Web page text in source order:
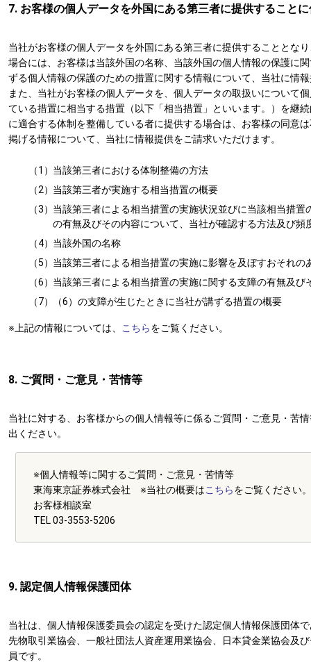
7. お客様の個人データを外国にある第三者に提供すること
当社がお客様の個人データを外国にある第三者に提供することとな
場合には、お客様は当該外国の名称、当該外国の個人情報の保護に
ずる個人情報の保護のための措置に関する情報について、当社に情
また、当社がお客様の個人データを、個人データの取扱いについて
ている措置に相当する措置（以下「相当措置」といいます。）を継
に適合する体制を整備している者に提供する場合は、お客様の同意
掲げる情報について、当社に情報提供をご請求いただけます。
（1） 当該第三者における体制整備の方法
（2） 当該第三者が実施する相当措置の概要
（3） 当該第三者による相当措置の実施状況並びに当該相当措
の有無及びその内容について、当社が確認する方法及び頻
（4） 当該外国の名称
（5） 当該第三者による相当措置の実施に影響を及ぼすおそれ
（6） 当該第三者による相当措置の実施に関する支障の有無及び
（7）
（6）の支障が生じたときに当社が講ずる措置の概要
※上記の情報については、 こちらをご覧ください。
8. ご質問・ご意見・苦情等
当社に対する、お客様からの個人情報等に係るご質問・ご意見・苦
出ください。
※個人情報等に関するご質問・ご意見・苦情等
東海東京証券株式会社 ※当社の概要はこちらをご覧ください。
お客様相談室
TEL 03‐3553‐5206
9. 認定個人情報保護団体
当社は、個人情報保護委員会の認定を受けた認定個人情報保護団体
先物取引業協会、一般社団法人資産運用業協会、日本貸金業協会及
員です。